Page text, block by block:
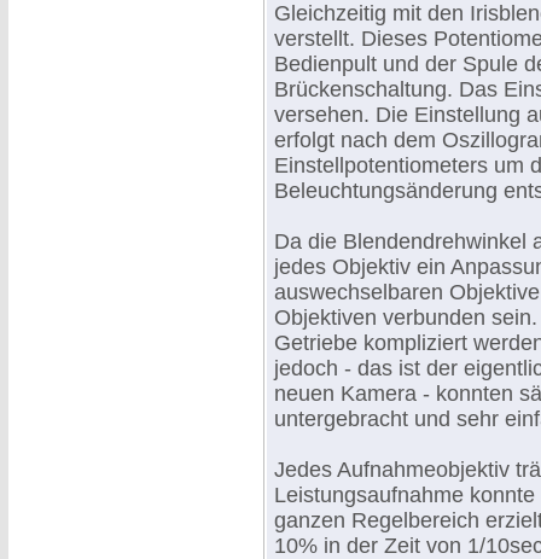
Gleichzeitig mit den
verstellt. Dieses
Bedienpult und der Spule
Brückenschaltung. Das
versehen. Die Einstellung
erfolgt nach dem
Einstellpotentiometers um
Beleuchtungsänderung
Da die Blendendrehwinkel
jedes Objektiv ein
auswechselbaren
Objektiven verbunden
Getriebe kompliziert
jedoch - das ist der
neuen Kamera - konnten
untergebracht und sehr
Jedes Aufnahmeobjektiv
Leistungsaufnahme
ganzen Regelbereich
10% in der Zeit von 1/